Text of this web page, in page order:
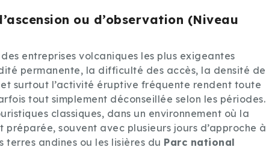
ou d’observation (Niveau
entreprises volcaniques les plus exigeantes
permanente, la difficulté des accès, la densité de
surtout l’activité éruptive fréquente rendent toute
tout simplement déconseillée selon les périodes.
classiques, dans un environnement où la
souvent avec plusieurs jours d’approche à
andines ou les lisières du Parc national